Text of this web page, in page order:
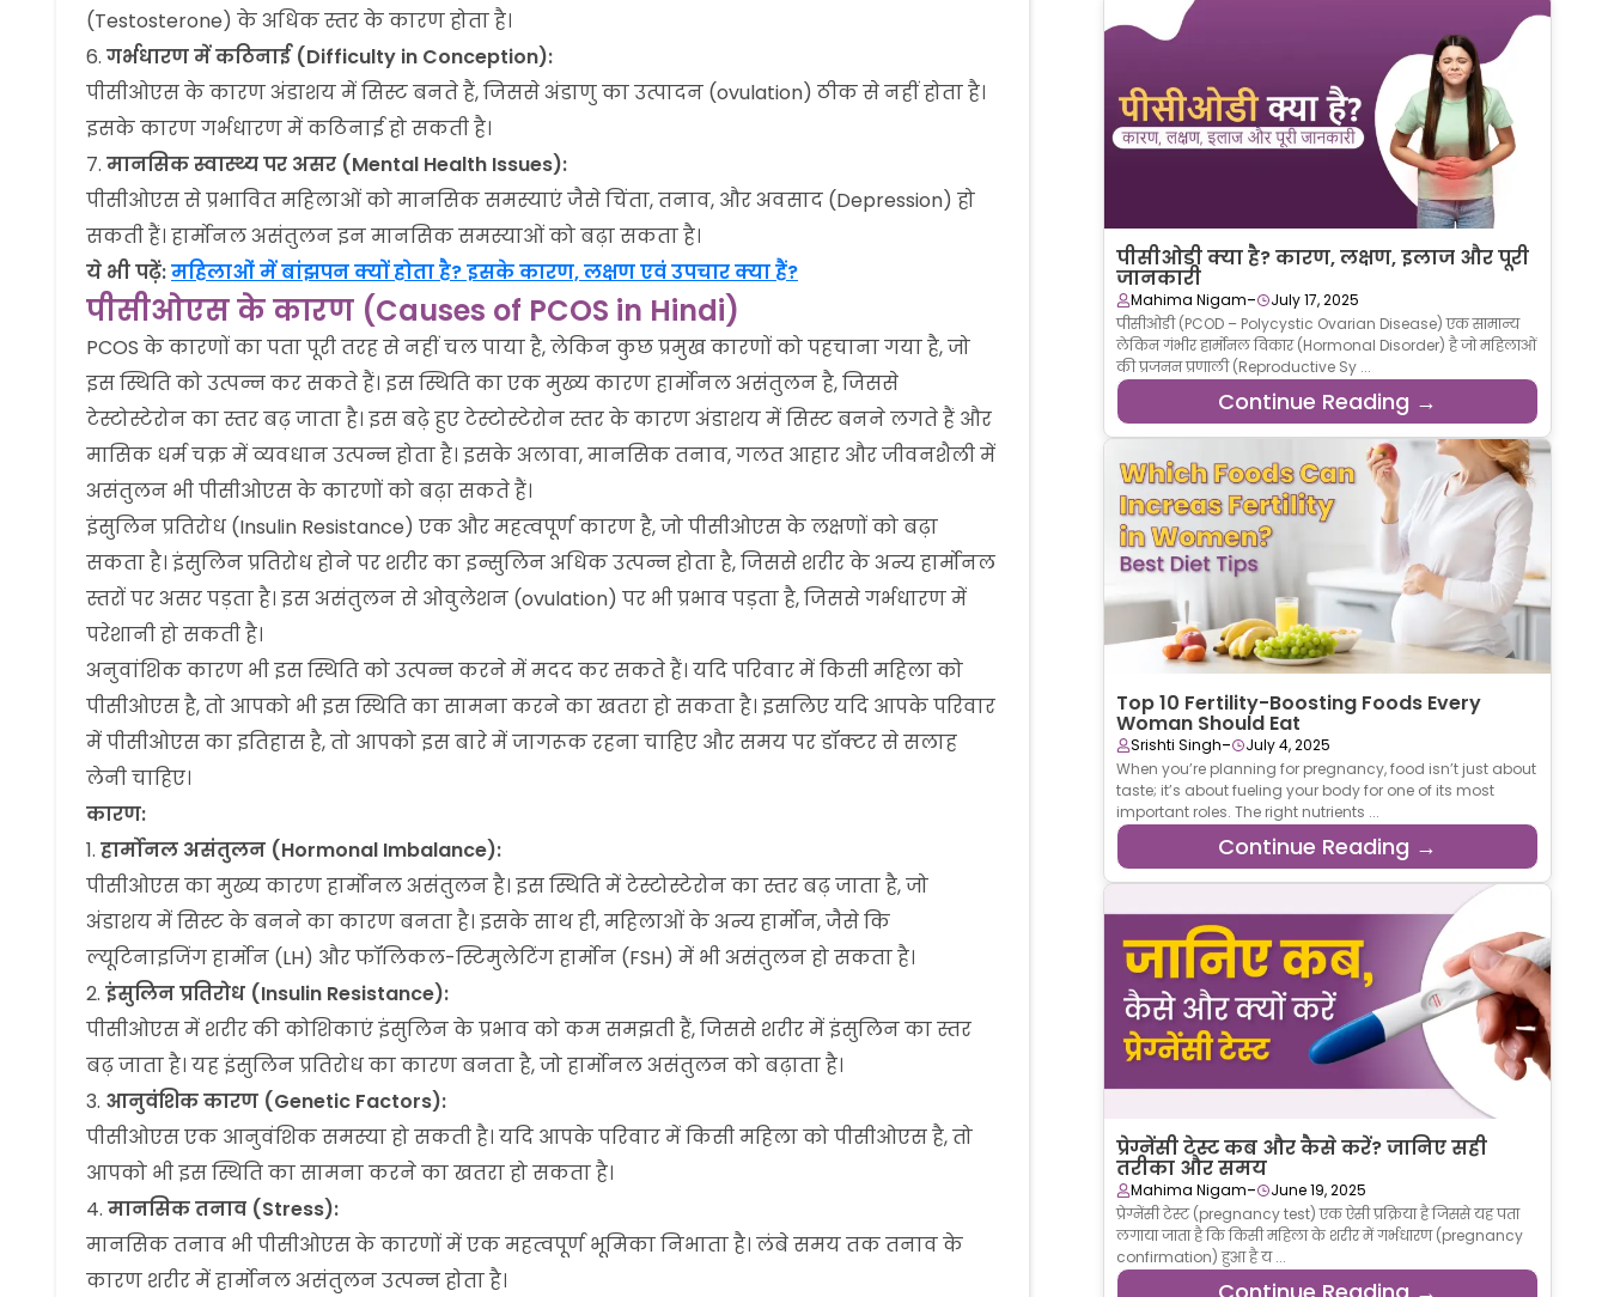
(Testosterone) के अधिक स्तर के कारण होता है।
गर्भधारण में कठिनाई (Difficulty in Conception):
पीसीओएस के कारण अंडाशय में सिस्ट बनते हैं, जिससे अंडाणु का उत्पादन (ovulation) ठीक से नहीं होता है।
इसके कारण गर्भधारण में कठिनाई हो सकती है।
मानसिक स्वास्थ्य पर असर (Mental Health Issues):
पीसीओएस से प्रभावित महिलाओं को मानसिक समस्याएं जैसे चिंता, तनाव, और अवसाद (Depression) हो
सकती हैं। हार्मोनल असंतुलन इन मानसिक समस्याओं को बढ़ा सकता है।
ये भी पढ़ें:महिलाओं में बांझपन क्यों होता है? इसके कारण, लक्षण एवं उपचार क्या हैं?
पीसीओएस के कारण (Causes of PCOS in Hindi)
PCOS के कारणों का पता पूरी तरह से नहीं चल पाया है, लेकिन कुछ प्रमुख कारणों को पहचाना गया है, जो
इस स्थिति को उत्पन्न कर सकते हैं। इस स्थिति का एक मुख्य कारण हार्मोनल असंतुलन है, जिससे
टेस्टोस्टेरोन का स्तर बढ़ जाता है। इस बढ़े हुए टेस्टोस्टेरोन स्तर के कारण अंडाशय में सिस्ट बनने लगते हैं और
मासिक धर्म चक्र में व्यवधान उत्पन्न होता है। इसके अलावा, मानसिक तनाव, गलत आहार और जीवनशैली में
असंतुलन भी पीसीओएस के कारणों को बढ़ा सकते हैं।
इंसुलिन प्रतिरोध (Insulin Resistance) एक और महत्वपूर्ण कारण है, जो पीसीओएस के लक्षणों को बढ़ा
सकता है। इंसुलिन प्रतिरोध होने पर शरीर का इन्सुलिन अधिक उत्पन्न होता है, जिससे शरीर के अन्य हार्मोनल
स्तरों पर असर पड़ता है। इस असंतुलन से ओवुलेशन (ovulation) पर भी प्रभाव पड़ता है, जिससे गर्भधारण में
परेशानी हो सकती है।
अनुवांशिक कारण भी इस स्थिति को उत्पन्न करने में मदद कर सकते हैं। यदि परिवार में किसी महिला को
पीसीओएस है, तो आपको भी इस स्थिति का सामना करने का खतरा हो सकता है। इसलिए यदि आपके परिवार
में पीसीओएस का इतिहास है, तो आपको इस बारे में जागरूक रहना चाहिए और समय पर डॉक्टर से सलाह
लेनी चाहिए।
कारण:
हार्मोनल असंतुलन (Hormonal Imbalance):
पीसीओएस का मुख्य कारण हार्मोनल असंतुलन है। इस स्थिति में टेस्टोस्टेरोन का स्तर बढ़ जाता है, जो
अंडाशय में सिस्ट के बनने का कारण बनता है। इसके साथ ही, महिलाओं के अन्य हार्मोन, जैसे कि
ल्यूटिनाइजिंग हार्मोन (LH) और फॉलिकल-स्टिमुलेटिंग हार्मोन (FSH) में भी असंतुलन हो सकता है।
इंसुलिन प्रतिरोध (Insulin Resistance):
पीसीओएस में शरीर की कोशिकाएं इंसुलिन के प्रभाव को कम समझती हैं, जिससे शरीर में इंसुलिन का स्तर
बढ़ जाता है। यह इंसुलिन प्रतिरोध का कारण बनता है, जो हार्मोनल असंतुलन को बढ़ाता है।
आनुवंशिक कारण (Genetic Factors):
पीसीओएस एक आनुवंशिक समस्या हो सकती है। यदि आपके परिवार में किसी महिला को पीसीओएस है, तो
आपको भी इस स्थिति का सामना करने का खतरा हो सकता है।
मानसिक तनाव (Stress):
मानसिक तनाव भी पीसीओएस के कारणों में एक महत्वपूर्ण भूमिका निभाता है। लंबे समय तक तनाव के
कारण शरीर में हार्मोनल असंतुलन उत्पन्न होता है।
पीसीओडी क्या है? कारण, लक्षण, इलाज और पूरी
जानकारी
Mahima Nigam-
July 17, 2025
पीसीओडी (PCOD – Polycystic Ovarian Disease) एक सामान्य
लेकिन गंभीर हार्मोनल विकार (Hormonal Disorder) है जो महिलाओं
की प्रजनन प्रणाली (Reproductive Sy ...
Continue Reading →
Top 10 Fertility-Boosting Foods Every
Woman Should Eat
Srishti Singh-
July 4, 2025
When you’re planning for pregnancy, food isn’t just about
taste; it’s about fueling your body for one of its most
important roles. The right nutrients ...
Continue Reading →
प्रेग्नेंसी टेस्ट कब और कैसे करें? जानिए सही
तरीका और समय
Mahima Nigam-
June 19, 2025
प्रेग्नेंसी टेस्ट (pregnancy test) एक ऐसी प्रक्रिया है जिससे यह पता
लगाया जाता है कि किसी महिला के शरीर में गर्भधारण (pregnancy
confirmation) हुआ है य ...
Continue Reading →